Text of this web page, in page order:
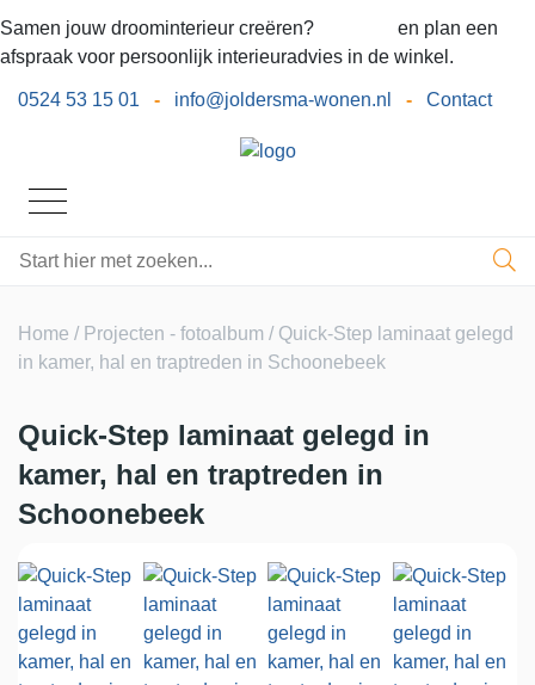
Samen jouw droominterieur creëren?
en plan een
afspraak voor persoonlijk interieuradvies in de winkel.
0524 53 15 01 - info@joldersma-wonen.nl - Contact
Home / Projecten - fotoalbum / Quick-Step laminaat gelegd
in kamer, hal en traptreden in Schoonebeek
Quick-Step laminaat gelegd in
kamer, hal en traptreden in
Schoonebeek